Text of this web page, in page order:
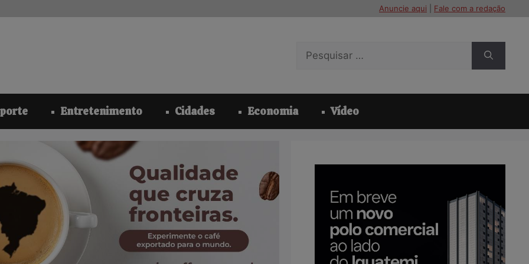
Anuncie aqui Fale com a redação
por:
Entretenimento Cidades Economia Vídeo